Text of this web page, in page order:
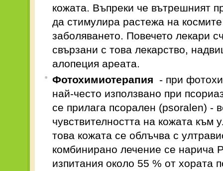
кожата. Въпреки че вътрешният
да стимулира растежа на
заболяването. Повечето лекари
свързани с това лекарство,
алопеция ареата.
Фотохимиотерапия
- при
най-често използвано при
се прилага псорален (psoralen) -
чувствителността на кожата към
това кожата се облъчва с
комбинирано лечение се нарича
изпитания около 55 % от хората